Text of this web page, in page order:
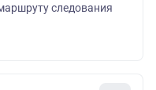
следования